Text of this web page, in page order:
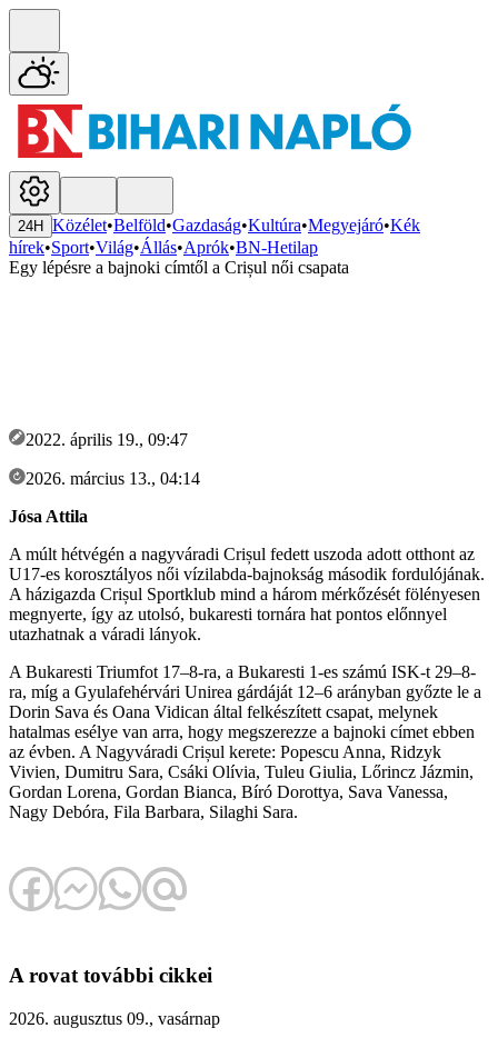
24H Közélet•Belföld•Gazdaság•Kultúra•Megyejáró•Kék
hírek•Sport•Világ•Állás•Aprók•BN-Hetilap
Egy lépésre a bajnoki címtől a Crișul női csapata
2022. április 19., 09:47
2026. március 13., 04:14
Jósa Attila
A múlt hétvégén a nagyváradi Crișul fedett uszoda adott otthont az
U17-es korosztályos női vízilabda-bajnokság második fordulójának.
A házigazda Crișul Sportklub mind a három mérkőzését fölényesen
megnyerte, így az utolsó, bukaresti tornára hat pontos előnnyel
utazhatnak a váradi lányok.
A Bukaresti Triumfot 17–8-ra, a Bukaresti 1-es számú ISK-t 29–8-
ra, míg a Gyulafehérvári Unirea gárdáját 12–6 arányban győzte le a
Dorin Sava és Oana Vidican által felkészített csapat, melynek
hatalmas esélye van arra, hogy megszerezze a bajnoki címet ebben
az évben. A Nagyváradi Crișul kerete: Popescu Anna, Ridzyk
Vivien, Dumitru Sara, Csáki Olívia, Tuleu Giulia, Lőrincz Jázmin,
Gordan Lorena, Gordan Bianca, Bíró Dorottya, Sava Vanessa,
Nagy Debóra, Fila Barbara, Silaghi Sara.
A rovat további cikkei
2026. augusztus 09., vasárnap